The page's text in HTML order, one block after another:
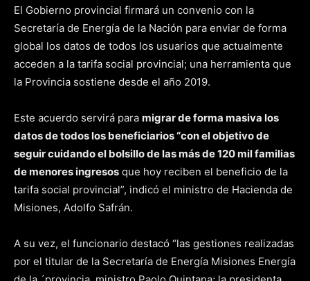
El Gobierno provincial firmará un convenio con la
Secretaría de Energía de la Nación para enviar de forma
global los datos de todos los usuarios que actualmente
acceden a la tarifa social provincial; una herramienta que
la Provincia sostiene desde el año 2019.
Este acuerdo servirá para migrar de forma masiva los
datos de todos los beneficiarios “con el objetivo de
seguir cuidando el bolsillo de las más de 120 mil familias
de menores ingresos que hoy reciben el beneficio de la
tarifa social provincial”, indicó el ministro de Hacienda de
Misiones, Adolfo Safrán.
A su vez, el funcionario destacó “las gestiones realizadas
por el titular de la Secretaría de Energía Misiones Energía